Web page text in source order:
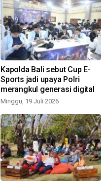
Kapolda Bali sebut Cup E-
Sports jadi upaya Polri
merangkul generasi digital
Minggu, 19 Juli 2026